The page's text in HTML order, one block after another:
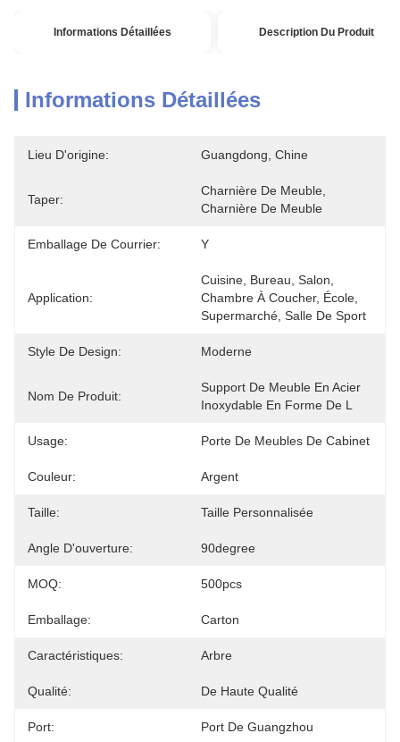
Informations Détaillées Description Du Produit
Informations Détaillées
Lieu D'origine: Guangdong, Chine
Taper:
Charnière De Meuble,
Charnière De Meuble
Emballage De Courrier: Y
Application:
Cuisine, Bureau, Salon,
Chambre À Coucher, École,
Supermarché, Salle De Sport
Style De Design: Moderne
Nom De Produit:
Support De Meuble En Acier
Inoxydable En Forme De L
Usage: Porte De Meubles De Cabinet
Couleur: Argent
Taille: Taille Personnalisée
Angle D'ouverture: 90degree
MOQ: 500pcs
Emballage: Carton
Caractéristiques: Arbre
Qualité: De Haute Qualité
Port: Port De Guangzhou